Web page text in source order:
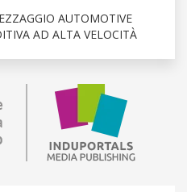
AUTOMOTIVE
AD ALTA VELOCITÀ